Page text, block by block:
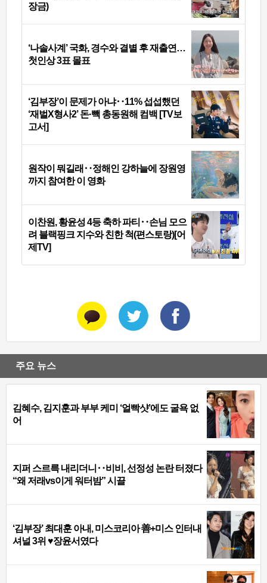
장금)
‘나솔사계’ 국화, 경수와 결별 후 재출연…
첫인상 3표 몰표
‘김부장’이 문제가 아냐‥11% 섭섭했던
‘재벌X형사2’ 돈·빽 총동원해 컴백 [TV보
고서]
원작이 뭐길래‥정해인 강하늘에 장원영
까지 참여한 이 영화
이찬원, 황윤성 4등 축하 파티‥손님 모으
려 블랙핑크 지수와 친한 척(편스토랑)[어
제TV]
주요 뉴스
김혜수, 김지훈과 부부 케미 ‘얼빡샷’에도 굴욕 없
어
지퍼 스르륵 내리더니‥비비, 선정성 논란 터졌다
“왜 저래vs이게 워터밤” 시끌
‘김부장’ 최대훈 아내, 미스코리아 善+미스 인터내
셔널 3위 ♥장윤서였다